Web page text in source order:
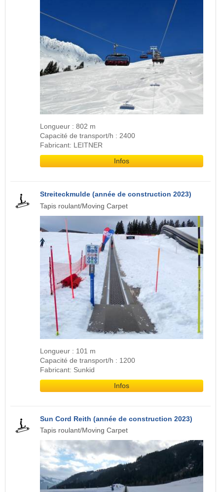
Longueur : 802 m
Capacité de transport/h : 2400
Fabricant: LEITNER
Infos
Streiteckmulde (année de construction 2023)
Tapis roulant/Moving Carpet
Longueur : 101 m
Capacité de transport/h : 1200
Fabricant: Sunkid
Infos
Sun Cord Reith (année de construction 2023)
Tapis roulant/Moving Carpet